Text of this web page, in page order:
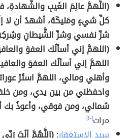
(اللَّهمَّ عالِمَ الغَيبِ والشَّهادةِ،
كلِّ شيءٍ ومَليكَهُ، أشهدُ أن لا
شرِّ نفسي وشرِّ الشَّيطانِ
(اللهمَّ إني أسألُك العفوَ
اللهمَّ إني أسألُك العفوَ
وأهلي ومالي، اللهمَّ استُرْ
واحفظني من بين يدي، ومن
شمالي، ومن فوقي، وأعوذُ بك
مرات[١٠]
سيد الاستغفار:(اللَّهُمَّ أنْتَ رَبِّي